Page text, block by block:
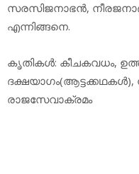
സരസിജനാഭന്‍,
എന്നിങ്ങനെ.
കൃതികള്‍: കീചകവധം,
രാജസേവാക്രമം